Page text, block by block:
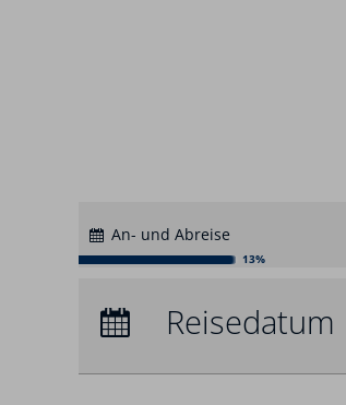
An- und Abreise
13%
Übernachtungen:
Reisedatum